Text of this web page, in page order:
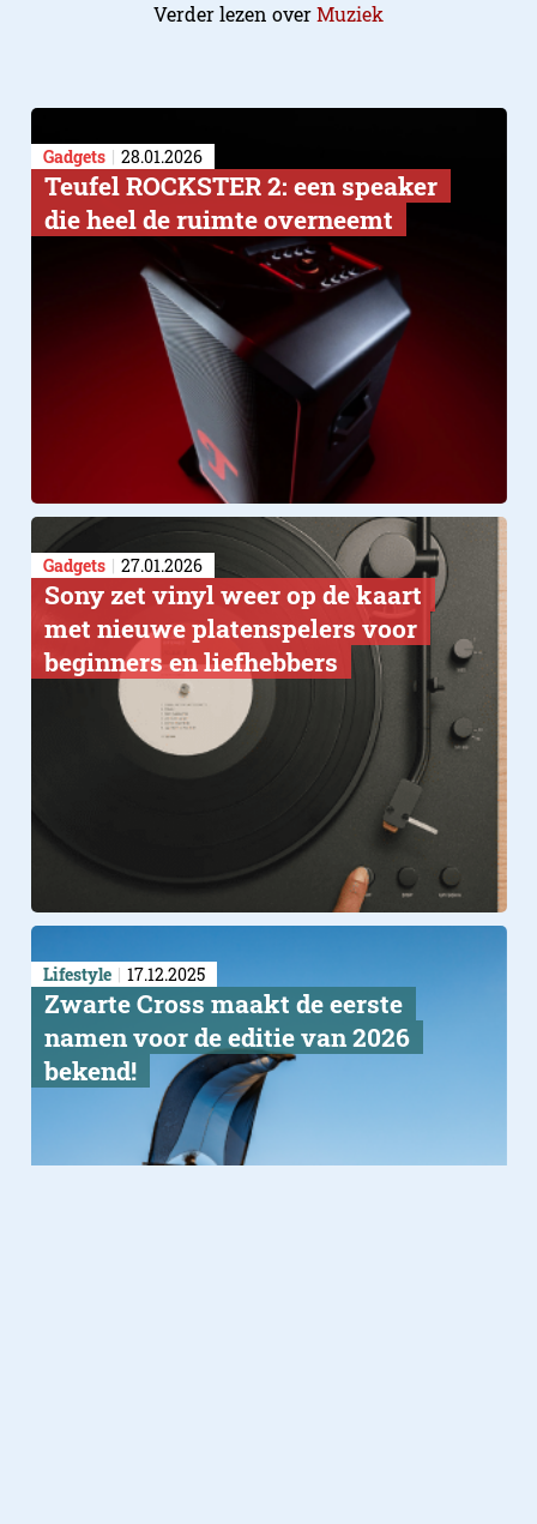
Verder lezen overMuziek
Gadgets 28.01.2026
Teufel ROCKSTER 2: een speaker
die heel de ruimte overneemt
Gadgets 27.01.2026
Sony zet vinyl weer op de kaart
met nieuwe platenspelers voor
beginners en liefhebbers
Lifestyle 17.12.2025
Zwarte Cross maakt de eerste
namen voor de editie van 2026
bekend!